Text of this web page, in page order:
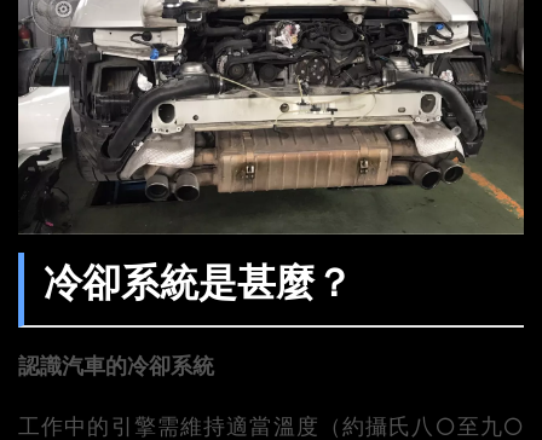
冷卻系統是甚麼？
認識汽車的冷卻系統
工作中的引擎需維持適當溫度（約攝氏八○至九○